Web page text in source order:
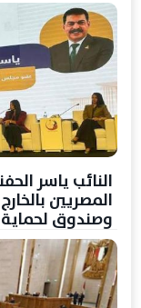
النائب ياسر
المصريين
وصندوق